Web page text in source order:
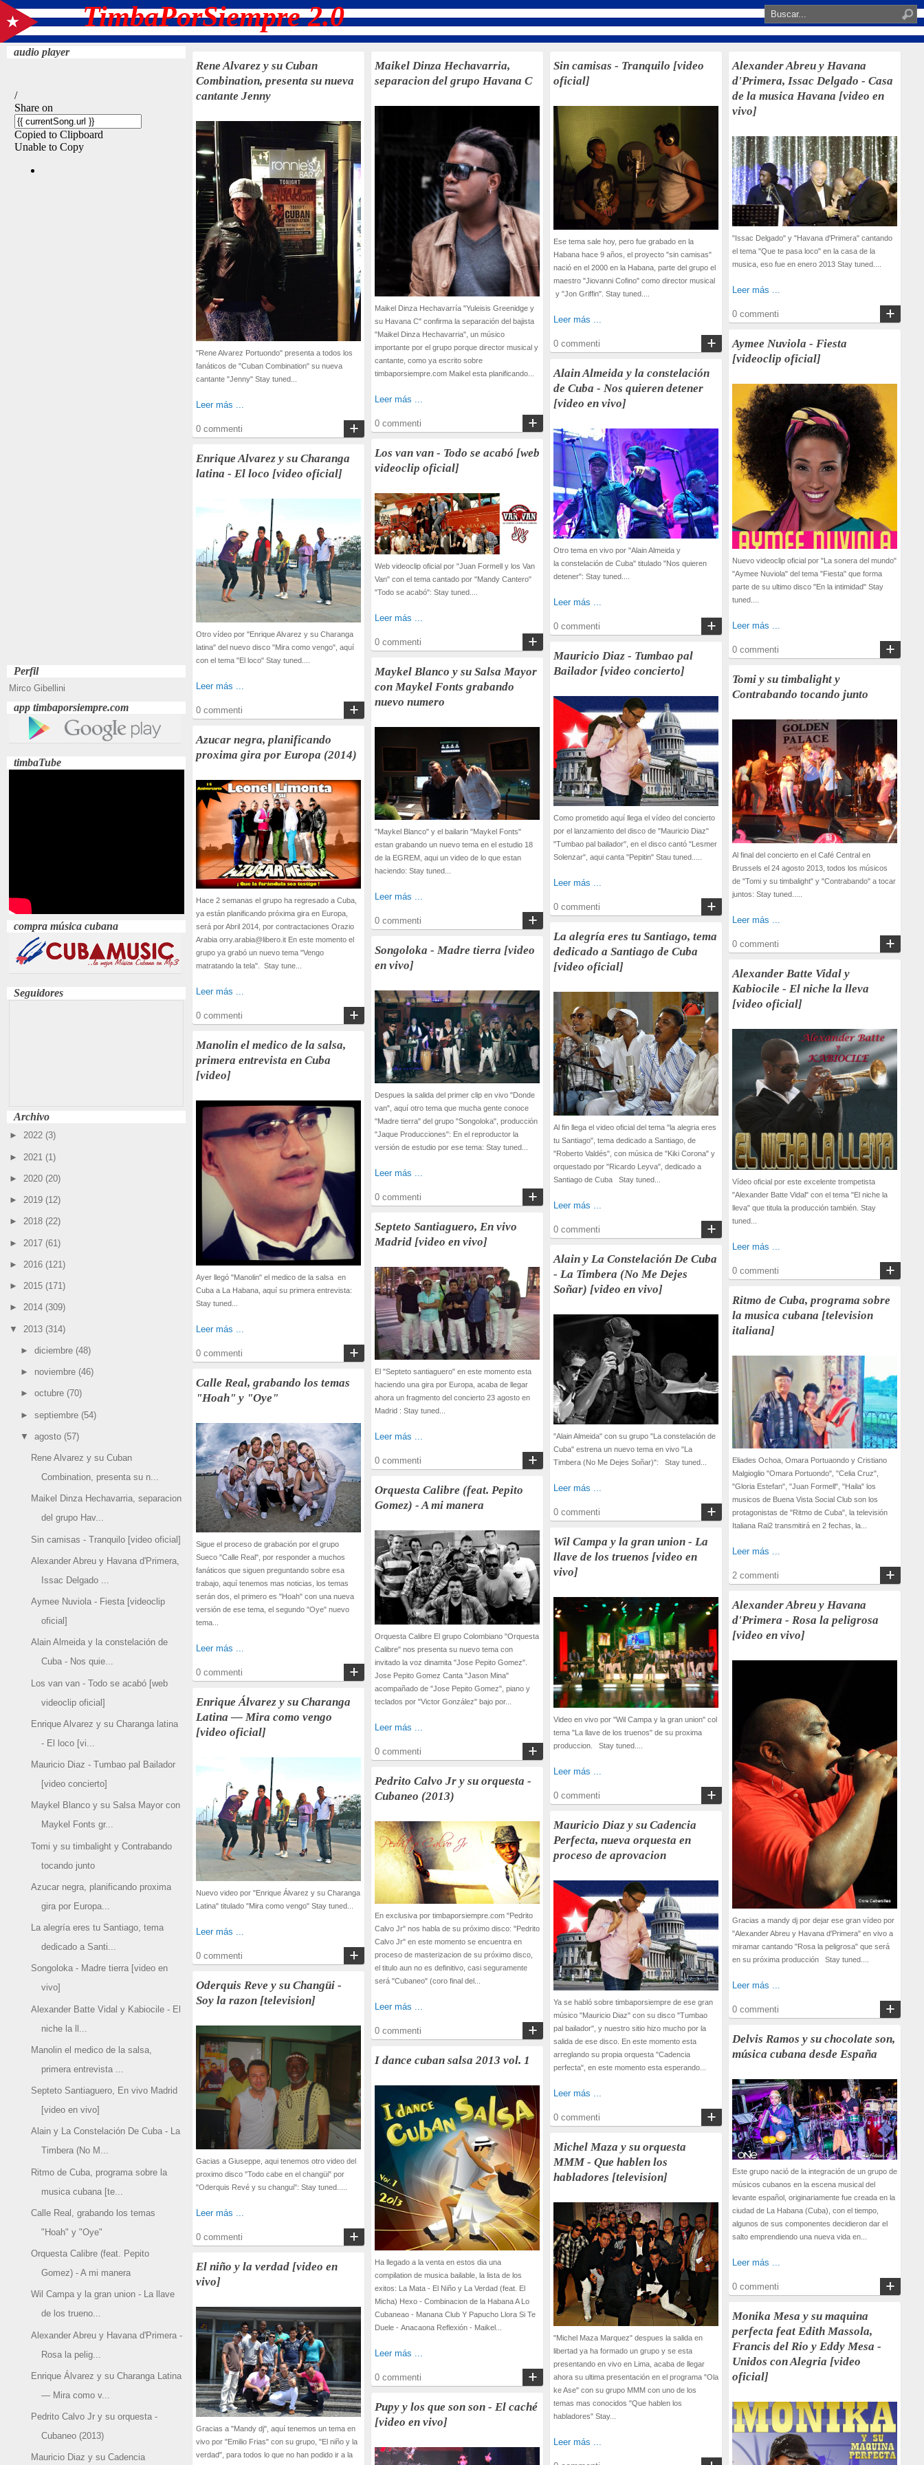
TimbaPorSiempre 2.0
audio player
Perfil
Mirco Gibellini
app timbaporsiempre.com
timbaTube
compra música cubana
Seguidores
Archivo
► 2022 (3)
► 2021 (1)
► 2020 (20)
► 2019 (12)
► 2018 (22)
► 2017 (61)
► 2016 (121)
► 2015 (171)
► 2014 (309)
▼ 2013 (314)
► diciembre (48)
► noviembre (46)
► octubre (70)
► septiembre (54)
▼ agosto (57)
Rene Alvarez y su Cuban
Combination, presenta su n...
Maikel Dinza Hechavarria, separacion
del grupo Hav...
Sin camisas - Tranquilo [video oficial]
Alexander Abreu y Havana d'Primera,
Issac Delgado ...
Aymee Nuviola - Fiesta [videoclip
oficial]
Alain Almeida y la constelación de
Cuba - Nos quie...
Los van van - Todo se acabó [web
videoclip oficial]
Enrique Alvarez y su Charanga latina
- El loco [vi...
Mauricio Diaz - Tumbao pal Bailador
[video concierto]
Maykel Blanco y su Salsa Mayor con
Maykel Fonts gr...
Tomi y su timbalight y Contrabando
tocando junto
Azucar negra, planificando proxima
gira por Europa...
La alegría eres tu Santiago, tema
dedicado a Santi...
Songoloka - Madre tierra [video en
vivo]
Alexander Batte Vidal y Kabiocile - El
niche la ll...
Manolin el medico de la salsa,
primera entrevista ...
Septeto Santiaguero, En vivo Madrid
[video en vivo]
Alain y La Constelación De Cuba - La
Timbera (No M...
Ritmo de Cuba, programa sobre la
musica cubana [te...
Calle Real, grabando los temas
"Hoah" y "Oye"
Orquesta Calibre (feat. Pepito
Gomez) - A mi manera
Wil Campa y la gran union - La llave
de los trueno...
Alexander Abreu y Havana d'Primera -
Rosa la pelig...
Enrique Álvarez y su Charanga Latina
— Mira como v...
Pedrito Calvo Jr y su orquesta -
Cubaneo (2013)
Mauricio Diaz y su Cadencia
Rene Alvarez y su Cuban
Combination, presenta su nueva
cantante Jenny
"Rene Alvarez Portuondo" presenta a todos los
fanáticos de "Cuban Combination" su nueva
cantante "Jenny" Stay tuned...
Leer más ...
0 commenti
Maikel Dinza Hechavarria,
separacion del grupo Havana C
Maikel Dinza Hechavarría "Yuleisis Greenidge y
su Havana C" confirma la separación del bajista
"Maikel Dinza Hechavarria", un músico
importante por el grupo porque director musical y
cantante, como ya escrito sobre
timbaporsiempre.com Maikel esta planificando...
Leer más ...
0 commenti
Sin camisas - Tranquilo [video
oficial]
Ese tema sale hoy, pero fue grabado en la
Habana hace 9 años, el proyecto "sin camisas"
nació en el 2000 en la Habana, parte del grupo el
maestro "Jiovanni Cofino" como director musical
y "Jon Griffin". Stay tuned....
Leer más ...
0 commenti
Alexander Abreu y Havana
d'Primera, Issac Delgado - Casa
de la musica Havana [video en
vivo]
"Issac Delgado" y "Havana d'Primera" cantando
el tema "Que te pasa loco" en la casa de la
musica, eso fue en enero 2013 Stay tuned....
Leer más ...
0 commenti
Aymee Nuviola - Fiesta
[videoclip oficial]
Nuevo videoclip oficial por "La sonera del mundo"
"Aymee Nuviola" del tema "Fiesta" que forma
parte de su ultimo disco "En la intimidad" Stay
tuned....
Leer más ...
0 commenti
Alain Almeida y la constelación
de Cuba - Nos quieren detener
[video en vivo]
Otro tema en vivo por "Alain Almeida y
la constelación de Cuba" titulado "Nos quieren
detener": Stay tuned....
Leer más ...
0 commenti
Los van van - Todo se acabó [web
videoclip oficial]
Web videoclip oficial por "Juan Formell y los Van
Van" con el tema cantado por "Mandy Cantero"
"Todo se acabó": Stay tuned....
Leer más ...
0 commenti
Enrique Alvarez y su Charanga
latina - El loco [video oficial]
Otro vídeo por "Enrique Alvarez y su Charanga
latina" del nuevo disco "Mira como vengo", aquí
con el tema "El loco" Stay tuned....
Leer más ...
0 commenti
Mauricio Diaz - Tumbao pal
Bailador [video concierto]
Como prometido aquí llega el vídeo del concierto
por el lanzamiento del disco de "Mauricio Diaz"
"Tumbao pal bailador", en el disco cantó "Lesmer
Solenzar", aqui canta "Pepitin" Stau tuned.....
Leer más ...
0 commenti
Maykel Blanco y su Salsa Mayor
con Maykel Fonts grabando
nuevo numero
"Maykel Blanco" y el bailarin "Maykel Fonts"
estan grabando un nuevo tema en el estudio 18
de la EGREM, aqui un video de lo que estan
haciendo: Stay tuned...
Leer más ...
0 commenti
Tomi y su timbalight y
Contrabando tocando junto
Al final del concierto en el Café Central en
Brussels el 24 agosto 2013, todos los músicos
de "Tomi y su timbalight" y "Contrabando" a tocar
juntos: Stay tuned.....
Leer más ...
0 commenti
Azucar negra, planificando
proxima gira por Europa (2014)
Hace 2 semanas el grupo ha regresado a Cuba,
ya están planificando próxima gira en Europa,
será por Abril 2014, por contractaciones Orazio
Arabia orry.arabia@libero.it En este momento el
grupo ya grabó un nuevo tema "Vengo
matratando la tela". Stay tune...
Leer más ...
0 commenti
La alegría eres tu Santiago, tema
dedicado a Santiago de Cuba
[video oficial]
Al fin llega el video oficial del tema "la alegria eres
tu Santiago", tema dedicado a Santiago, de
"Roberto Valdés", con música de "Kiki Corona" y
orquestado por "Ricardo Leyva", dedicado a
Santiago de Cuba Stay tuned...
Leer más ...
0 commenti
Songoloka - Madre tierra [video
en vivo]
Despues la salida del primer clip en vivo "Donde
van", aquí otro tema que mucha gente conoce
"Madre tierra" del grupo "Songoloka", producción
"Jaque Producciones": En el reproductor la
versión de estudio por ese tema: Stay tuned...
Leer más ...
0 commenti
Alexander Batte Vidal y
Kabiocile - El niche la lleva
[video oficial]
Vídeo oficial por este excelente trompetista
"Alexander Batte Vidal" con el tema "El niche la
lleva" que titula la producción también. Stay
tuned...
Leer más ...
0 commenti
Manolin el medico de la salsa,
primera entrevista en Cuba
[video]
Ayer llegó "Manolin" el medico de la salsa en
Cuba a La Habana, aquí su primera entrevista:
Stay tuned...
Leer más ...
0 commenti
Septeto Santiaguero, En vivo
Madrid [video en vivo]
El "Septeto santiaguero" en este momento esta
haciendo una gira por Europa, acaba de llegar
ahora un fragmento del concierto 23 agosto en
Madrid : Stay tuned...
Leer más ...
0 commenti
Alain y La Constelación De Cuba
- La Timbera (No Me Dejes
Soñar) [video en vivo]
"Alain Almeida" con su grupo "La constelación de
Cuba" estrena un nuevo tema en vivo "La
Timbera (No Me Dejes Soñar)": Stay tuned...
Leer más ...
0 commenti
Ritmo de Cuba, programa sobre
la musica cubana [television
italiana]
Eliades Ochoa, Omara Portuaondo y Cristiano
Malgioglio "Omara Portuondo", "Celia Cruz",
"Gloria Estefan", "Juan Formell", "Haila" los
musicos de Buena Vista Social Club son los
protagonistas de "Ritmo de Cuba", la televisión
Italiana Rai2 transmitirá en 2 fechas, la...
Leer más ...
2 commenti
Calle Real, grabando los temas
"Hoah" y "Oye"
Sigue el proceso de grabación por el grupo
Sueco "Calle Real", por responder a muchos
fanáticos que siguen preguntando sobre esa
trabajo, aquí tenemos mas noticias, los temas
serán dos, el primero es "Hoah" con una nueva
versión de ese tema, el segundo "Oye" nuevo
tema...
Leer más ...
0 commenti
Orquesta Calibre (feat. Pepito
Gomez) - A mi manera
Orquesta Calibre El grupo Colombiano "Orquesta
Calibre" nos presenta su nuevo tema con
invitado la voz dinamita "Jose Pepito Gomez".
Jose Pepito Gomez Canta "Jason Mina"
acompañado de "Jose Pepito Gomez", piano y
teclados por "Victor González" bajo por...
Leer más ...
0 commenti
Wil Campa y la gran union - La
llave de los truenos [video en
vivo]
Video en vivo por "Wil Campa y la gran union" col
tema "La llave de los truenos" de su proxima
produccion. Stay tuned....
Leer más ...
0 commenti
Alexander Abreu y Havana
d'Primera - Rosa la peligrosa
[video en vivo]
Gracias a mandy dj por dejar ese gran vídeo por
"Alexander Abreu y Havana d'Primera" en vivo a
miramar cantando "Rosa la peligrosa" que será
en su próxima producción Stay tuned....
Leer más ...
0 commenti
Enrique Álvarez y su Charanga
Latina — Mira como vengo
[video oficial]
Nuevo video por "Enrique Álvarez y su Charanga
Latina" titulado "Mira como vengo" Stay tuned...
Leer más ...
0 commenti
Pedrito Calvo Jr y su orquesta -
Cubaneo (2013)
En exclusiva por timbaporsiempre.com "Pedrito
Calvo Jr" nos habla de su próximo disco: "Pedrito
Calvo Jr" en este momento se encuentra en
proceso de masterizacion de su próximo disco,
el titulo aun no es definitivo, casi seguramente
será "Cubaneo" (coro final del...
Leer más ...
0 commenti
Mauricio Diaz y su Cadencia
Perfecta, nueva orquesta en
proceso de aprovacion
Ya se habló sobre timbaporsiempre de ese gran
músico "Mauricio Diaz" con su disco "Tumbao
pal bailador", y nuestro sitio hizo mucho por la
salida de ese disco. En este momento esta
arreglando su propia orquesta "Cadencia
perfecta", en este momento esta esperando...
Leer más ...
0 commenti
Oderquis Reve y su Changüi -
Soy la razon [television]
Gacias a Giuseppe, aqui tenemos otro video del
proximo disco "Todo cabe en el changüi" por
"Oderquis Revé y su changui": Stay tuned.....
Leer más ...
0 commenti
Delvis Ramos y su chocolate son,
música cubana desde España
Este grupo nació de la integración de un grupo de
músicos cubanos en la escena musical del
levante español, originariamente fue creada en la
ciudad de La Habana (Cuba), con el tiempo,
algunos de sus componentes decidieron dar el
salto emprendiendo una nueva vida en...
Leer más ...
0 commenti
I dance cuban salsa 2013 vol. 1
Ha llegado a la venta en estos dia una
compilation de musica bailable, la lista de los
exitos: La Mata - El Niño y La Verdad (feat. El
Micha) Hexo - Combinacion de la Habana A Lo
Cubaneao - Manana Club Y Papucho Llora Si Te
Duele - Anacaona Reflexión - Maikel...
Leer más ...
0 commenti
Michel Maza y su orquesta
MMM - Que hablen los
habladores [television]
"Michel Maza Marquez" despues la salida en
libertad ya ha formado un grupo y se esta
presentando en vivo en Lima, acaba de llegar
ahora su ultima presentación en el programa "Ola
ke Ase" con su grupo MMM con uno de los
temas mas conocidos "Que hablen los
habladores" Stay...
Leer más ...
El niño y la verdad [video en
vivo]
Gracias a "Mandy dj", aquí tenemos un tema en
vivo por "Emilio Frias" con su grupo, "El niño y la
verdad", para todos lo que no han podido ir a la
Monika Mesa y su maquina
perfecta feat Edith Massola,
Francis del Rio y Eddy Mesa -
Unidos con Alegria [video
oficial]
Pupy y los que son son - El caché
[video en vivo]